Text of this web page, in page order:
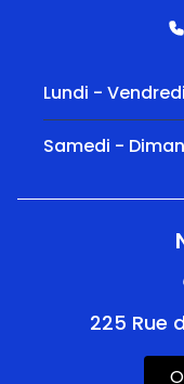
Lundi - Vendredi
Samedi -
225 Rue